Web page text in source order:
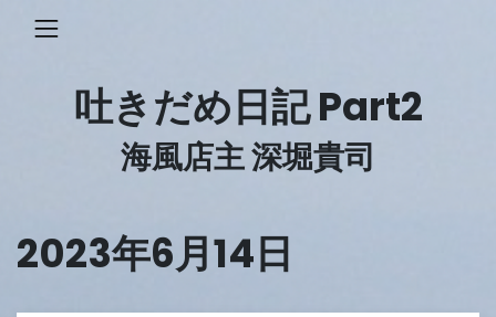
吐きだめ日記 Part2
海風店主 深堀貴司
2023年6月14日